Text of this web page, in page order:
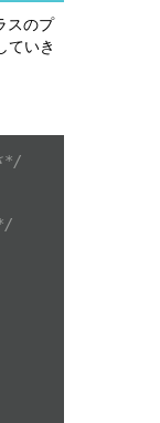
スのプ
ていき
*/